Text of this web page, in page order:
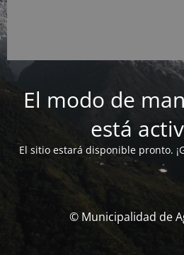
El modo de
está
El sitio estará disponible pronto.
© Municipalidad de